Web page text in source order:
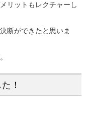
リットもレクチャーし
断ができたと思いま
！